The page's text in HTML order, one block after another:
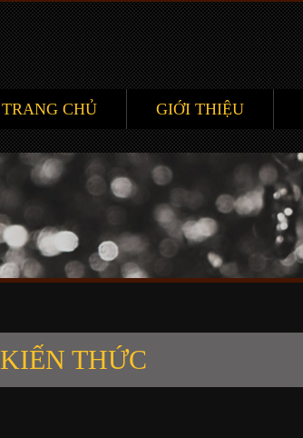
TRANG CHỦ GIỚI THIỆU
KIẾN THỨC